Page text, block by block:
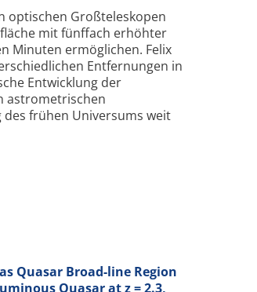
optischen Großteleskopen
mit fünffach erhöhter
Minuten ermöglichen. Felix
Entfernungen in
Entwicklung der
astrometrischen
frühen Universums weit
Quasar Broad-line Region
Quasar at z = 2.3,